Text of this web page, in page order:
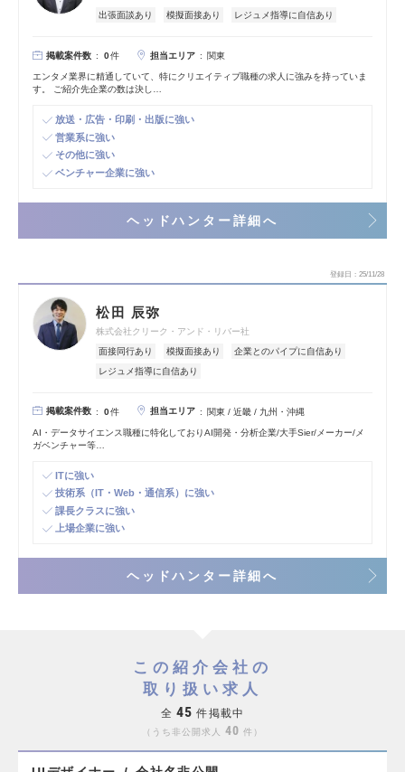
出張面談あり
模擬面接あり レジュメ指導に自信あり
掲載案件数 0件 担当エリア 関東
エンタメ業界に精通していて、特にクリエイティブ職種の求人に強みを持っていま
す。 ご紹介先企業の数は決し…
放送・広告・印刷・出版に強い
営業系に強い
その他に強い
ベンチャー企業に強い
ヘッドハンター詳細へ
登録日 25/11/28
松田 辰弥
株式会社クリーク・アンド・リバー社
面接同行あり
模擬面接あり
企業とのパイプに自信あり
レジュメ指導に自信あり
掲載案件数 0件 担当エリア 関東 / 近畿 / 九州・沖縄
AI・データサイエンス職種に特化しておりAI開発・分析企業/大手Sier/メーカー/メ
ガベンチャー等…
ITに強い
技術系（IT・Web・通信系）に強い
課長クラスに強い
上場企業に強い
ヘッドハンター詳細へ
この紹介会社の
取り扱い求人
全 45 件掲載中
うち非公開求人 40 件